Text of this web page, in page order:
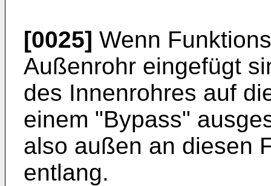
[0025] Wenn
Außenrohr eingefügt
des Innenrohres auf
einem "Bypass"
also außen an diesen
entlang.